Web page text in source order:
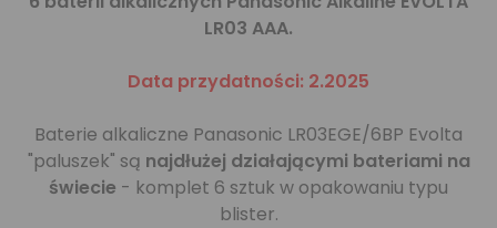
LR03 AAA.
Data przydatności: 2.2025
Baterie alkaliczne Panasonic LR03EGE/6BP Evolta
"paluszek" są najdłużej działającymi bateriami na
świecie - komplet 6 sztuk w opakowaniu typu
blister.